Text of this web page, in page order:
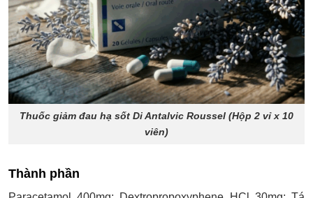
Thuốc giảm đau hạ sốt Di Antalvic Roussel (Hộp 2 vỉ x 10
viên)
Thành phần